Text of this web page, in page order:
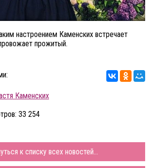
настроением Каменских встречает
прожитый.
Каменских
33 254
к списку всех новостей...